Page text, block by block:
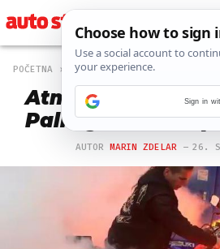
POČETNA OFF
Atmosferu doveo
Palio gume, a
AUTOR MARIN ZDELAR 26.
Sign in